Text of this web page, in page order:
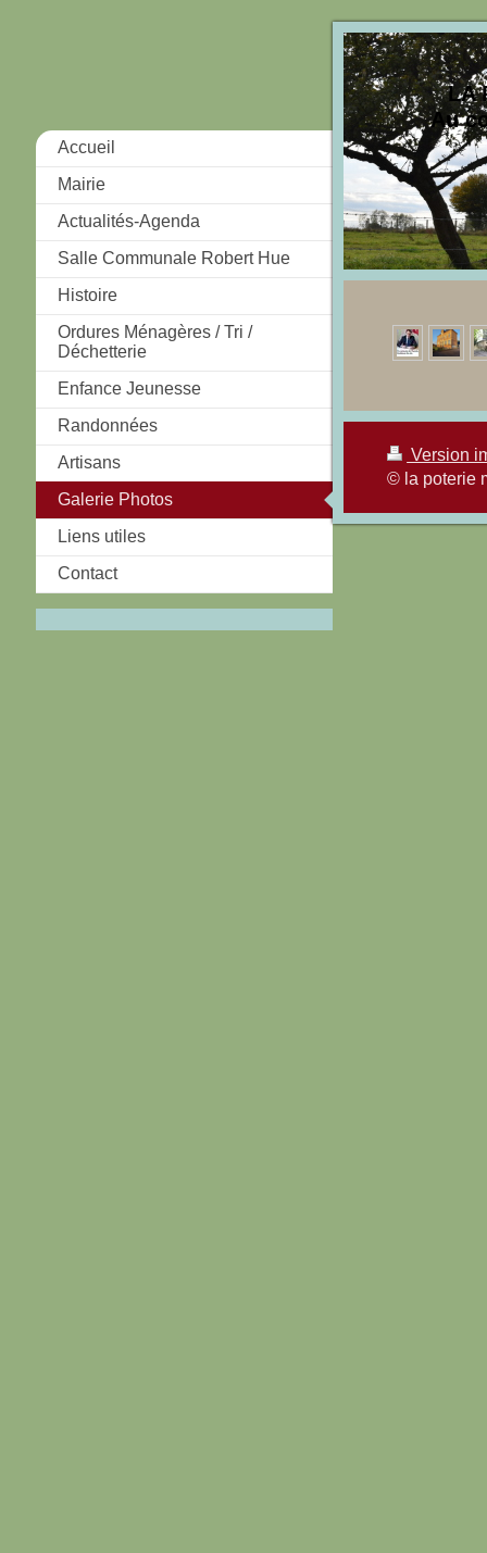
LA
Au
Version
© la poterie
Accueil
Mairie
Actualités-Agenda
Salle Communale Robert Hue
Histoire
Ordures Ménagères / Tri /
Déchetterie
Enfance Jeunesse
Randonnées
Artisans
Galerie Photos
Liens utiles
Contact